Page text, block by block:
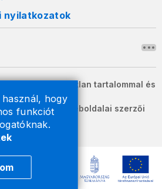
hogy
funkciót
nyilatkozatok
változatlan tartalommal és
és Vámhivatal weboldalai szerzői